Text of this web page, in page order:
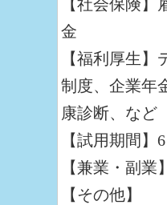
【社会保険
金
【福利厚生
制度、企業年
康診断、など
【試用期間】
【兼業・副業
【その他】